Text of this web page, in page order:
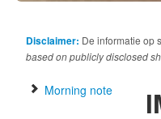
Disclaimer: De informatie op
based on publicly disclosed
Morning note